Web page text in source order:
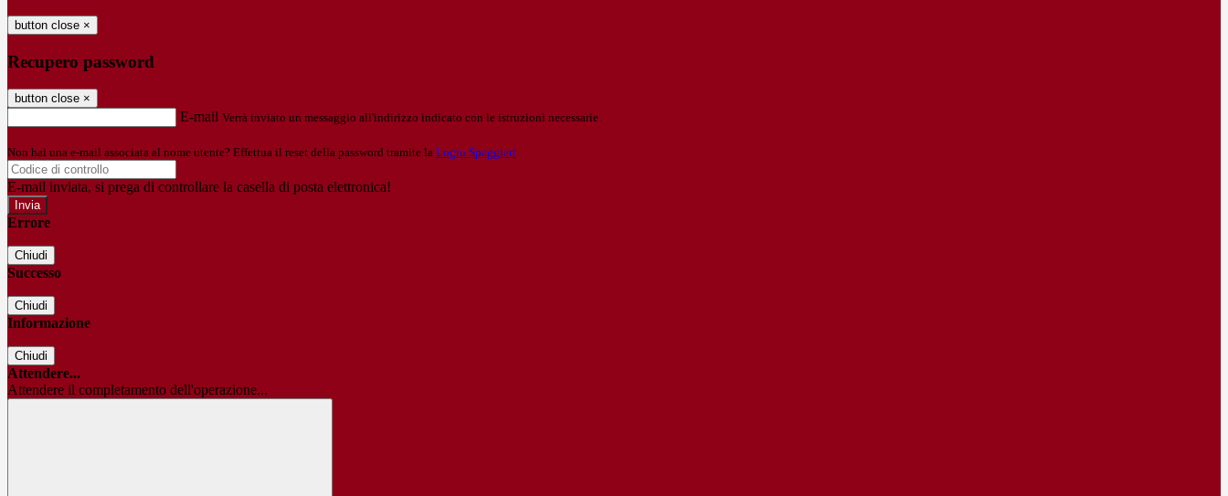
button close ×
Recupero password
button close ×
E-mail Verrà inviato un messaggio all'indirizzo indicato con le istruzioni necessarie.
Non hai una e-mail associata al nome utente? Effettua il reset della password tramite la Login Spaggiari
E-mail inviata, si prega di controllare la casella di posta elettronica!
Errore
Chiudi
Successo
Chiudi
Informazione
Chiudi
Attendere...
Attendere il completamento dell'operazione...